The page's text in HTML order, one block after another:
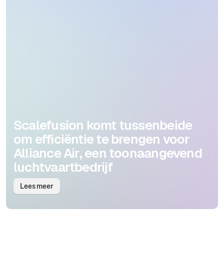
Scalefusion komt tussenbeide
om efficiëntie te brengen voor
Alliance Air, een toonaangevend
luchtvaartbedrijf
Lees meer